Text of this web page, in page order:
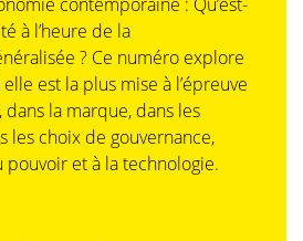
à l’heure de la
? Ce numéro explore
est la plus mise à l’épreuve
dans la marque, dans les
les choix de gouvernance,
pouvoir et à la technologie.